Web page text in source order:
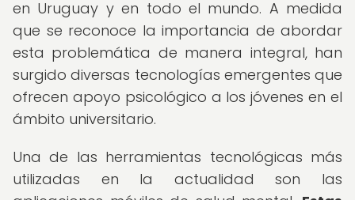
en Uruguay y en todo el mundo. A medida
que se reconoce la importancia de abordar
esta problemática de manera integral, han
surgido diversas tecnologías emergentes que
ofrecen apoyo psicológico a los jóvenes en el
ámbito universitario.
Una de las herramientas tecnológicas más
utilizadas en la actualidad son las